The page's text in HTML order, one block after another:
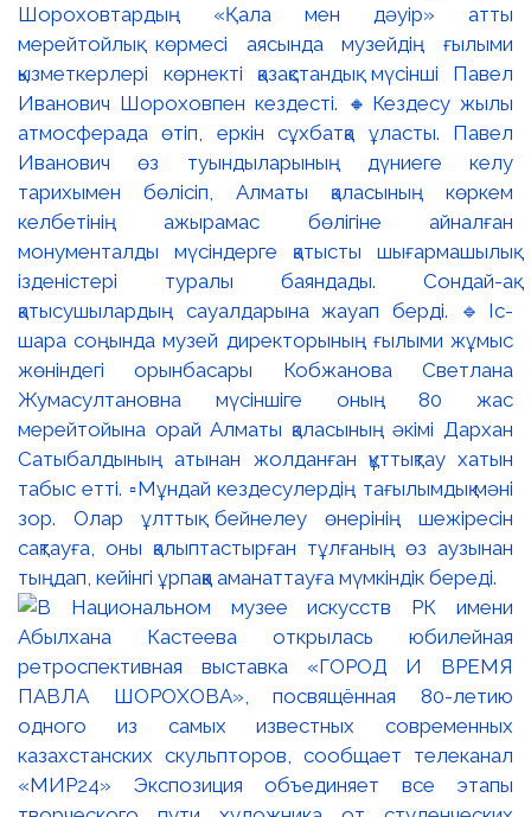
Шороховтардың «Қала мен дәуір» атты
мерейтойлық көрмесі аясында музейдің ғылыми
қызметкерлері көрнекті қазақстандық мүсінші Павел
Иванович Шороховпен кездесті. 🔸Кездесу жылы
атмосферада өтіп, еркін сұхбатқа ұласты. Павел
Иванович өз туындыларының дүниеге келу
тарихымен бөлісіп, Алматы қаласының көркем
келбетінің ажырамас бөлігіне айналған
монументалды мүсіндерге қатысты шығармашылық
ізденістері туралы баяндады. Сондай-ақ
қатысушылардың сауалдарына жауап берді. 🔹Іс-
шара соңында музей директорының ғылыми жұмыс
жөніндегі орынбасары Кобжанова Светлана
Жумасултановна мүсіншіге оның 80 жас
мерейтойына орай Алматы қаласының әкімі Дархан
Сатыбалдының атынан жолданған құттықтау хатын
табыс етті. ▫️Мұндай кездесулердің тағылымдық мәні
зор. Олар ұлттық бейнелеу өнерінің шежіресін
сақтауға, оны қалыптастырған тұлғаның өз аузынан
тыңдап, кейінгі ұрпаққа аманаттауға мүмкіндік береді.